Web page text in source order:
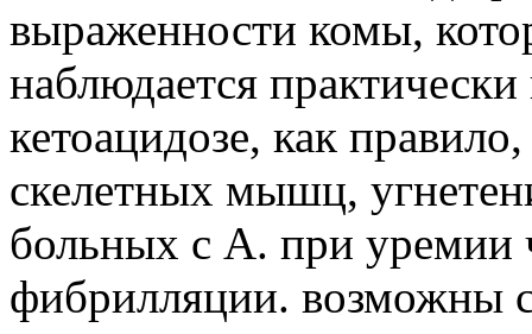
выраженности комы,
наблюдается
кетоацидозе, как
скелетных мышц,
больных с А. при уремии
фибрилляции. возможны